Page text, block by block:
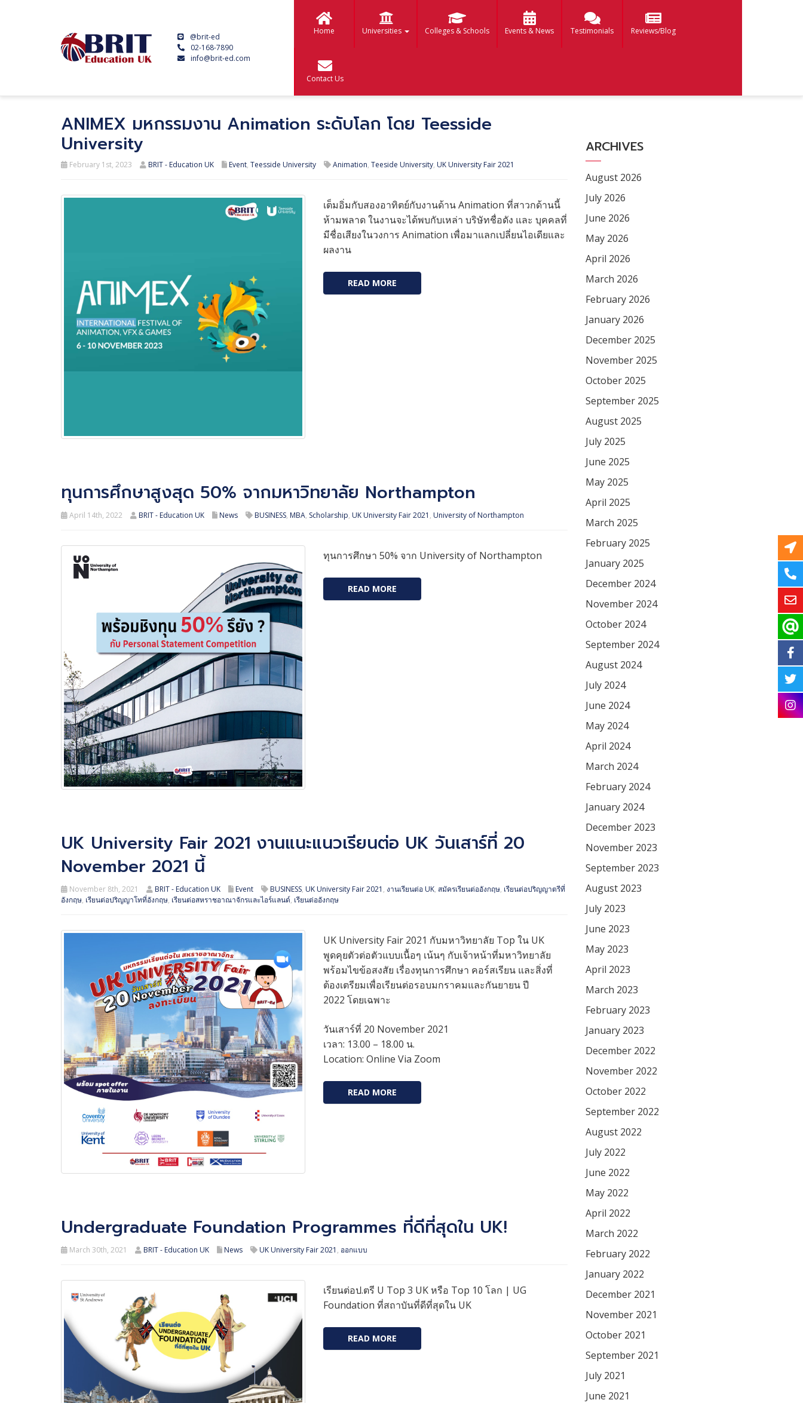
@brit-ed
02-168-7890
info@brit-ed.com
Home Universities Colleges & Schools Events & News Testimonials Reviews/Blog
Contact Us
ANIMEX มหกรรมงาน Animation ระดับโลก โดย Teesside
University
February 1st, 2023 BRIT - Education UK Event, Teesside University Animation, Teeside University, UK University Fair 2021
เต็มอิ่มกับสองอาทิตย์กับงานด้าน Animation ที่สาวกด้านนี้
ห้ามพลาด ในงานจะได้พบกับเหล่า บริษัทชื่อดัง และ บุคคลที่
มีชื่อเสียงในวงการ Animation เพื่อมาแลกเปลี่ยนไอเดียและ
ผลงาน
READ MORE
ทุนการศึกษาสูงสุด 50% จากมหาวิทยาลัย Northampton
April 14th, 2022 BRIT - Education UK News BUSINESS, MBA, Scholarship, UK University Fair 2021 , University of Northampton
ทุนการศึกษา 50% จาก University of Northampton
READ MORE
UK University Fair 2021 งานแนะแนวเรียนต่อ UK วันเสาร์ที่ 20
November 2021 นี้
November 8th, 2021 BRIT - Education UK Event BUSINESS, UK University Fair 2021 , งานเรียนต่อ UK, สมัครเรียนต่ออังกฤษ, เรียนต่อปริญญาตรีที่
อังกฤษ, เรียนต่อปริญญาโทที่อังกฤษ, เรียนต่อสหราชอาณาจักรและไอร์แลนด์, เรียนต่ออังกฤษ
UK University Fair 2021 กับมหาวิทยาลัย Top ใน UK
พูดคุยตัวต่อตัวแบบเนื้อๆ เน้นๆ กับเจ้าหน้าที่มหาวิทยาลัย
พร้อมไขข้อสงสัย เรื่องทุนการศึกษา คอร์สเรียน และสิ่งที่
ต้องเตรียมเพื่อเรียนต่อรอบมกราคมและกันยายน ปี
2022 โดยเฉพาะ
วันเสาร์ที่ 20 November 2021
เวลา: 13.00 – 18.00 น.
Location: Online Via Zoom
READ MORE
Undergraduate Foundation Programmes ที่ดีที่สุดใน UK!
March 30th, 2021 BRIT - Education UK News UK University Fair 2021 , ออกแบบ
เรียนต่อป.ตรี U Top 3 UK หรือ Top 10 โลก | UG
Foundation ที่สถาบันที่ดีที่สุดใน UK
READ MORE
ARCHIVES
August 2026
July 2026
June 2026
May 2026
April 2026
March 2026
February 2026
January 2026
December 2025
November 2025
October 2025
September 2025
August 2025
July 2025
June 2025
May 2025
April 2025
March 2025
February 2025
January 2025
December 2024
November 2024
October 2024
September 2024
August 2024
July 2024
June 2024
May 2024
April 2024
March 2024
February 2024
January 2024
December 2023
November 2023
September 2023
August 2023
July 2023
June 2023
May 2023
April 2023
March 2023
February 2023
January 2023
December 2022
November 2022
October 2022
September 2022
August 2022
July 2022
June 2022
May 2022
April 2022
March 2022
February 2022
January 2022
December 2021
November 2021
October 2021
September 2021
July 2021
June 2021